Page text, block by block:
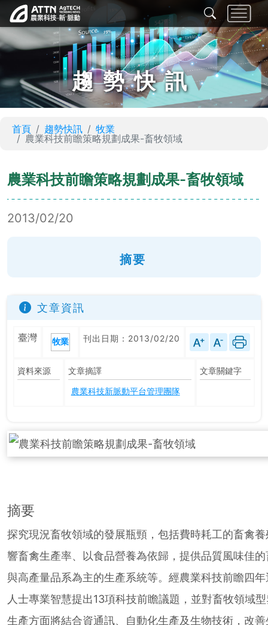
趨勢快訊
首頁 趨勢快訊
牧業
農業科技前瞻策略規劃成果-畜牧領域
農業科技前瞻策略規劃成果-畜牧領域
2013/02/20
摘要
文章資訊
臺灣 牧業 刊出日期：2013/02/20
資料來源
文章摘譯
農業科技新脈動平台管理團隊
文章關鍵字
摘要
探究現況畜牧領域的發展瓶頸，包括費時耗工的畜禽
響畜禽生產率、以食品營養為依歸，提供品質風味佳
與高產量品系為主的生產系統等。經農業科技前瞻四
人士專業智慧提出13項科技前瞻議題，並對畜牧領域
生產方面將結合資通訊、自動化生產及生物技術，改